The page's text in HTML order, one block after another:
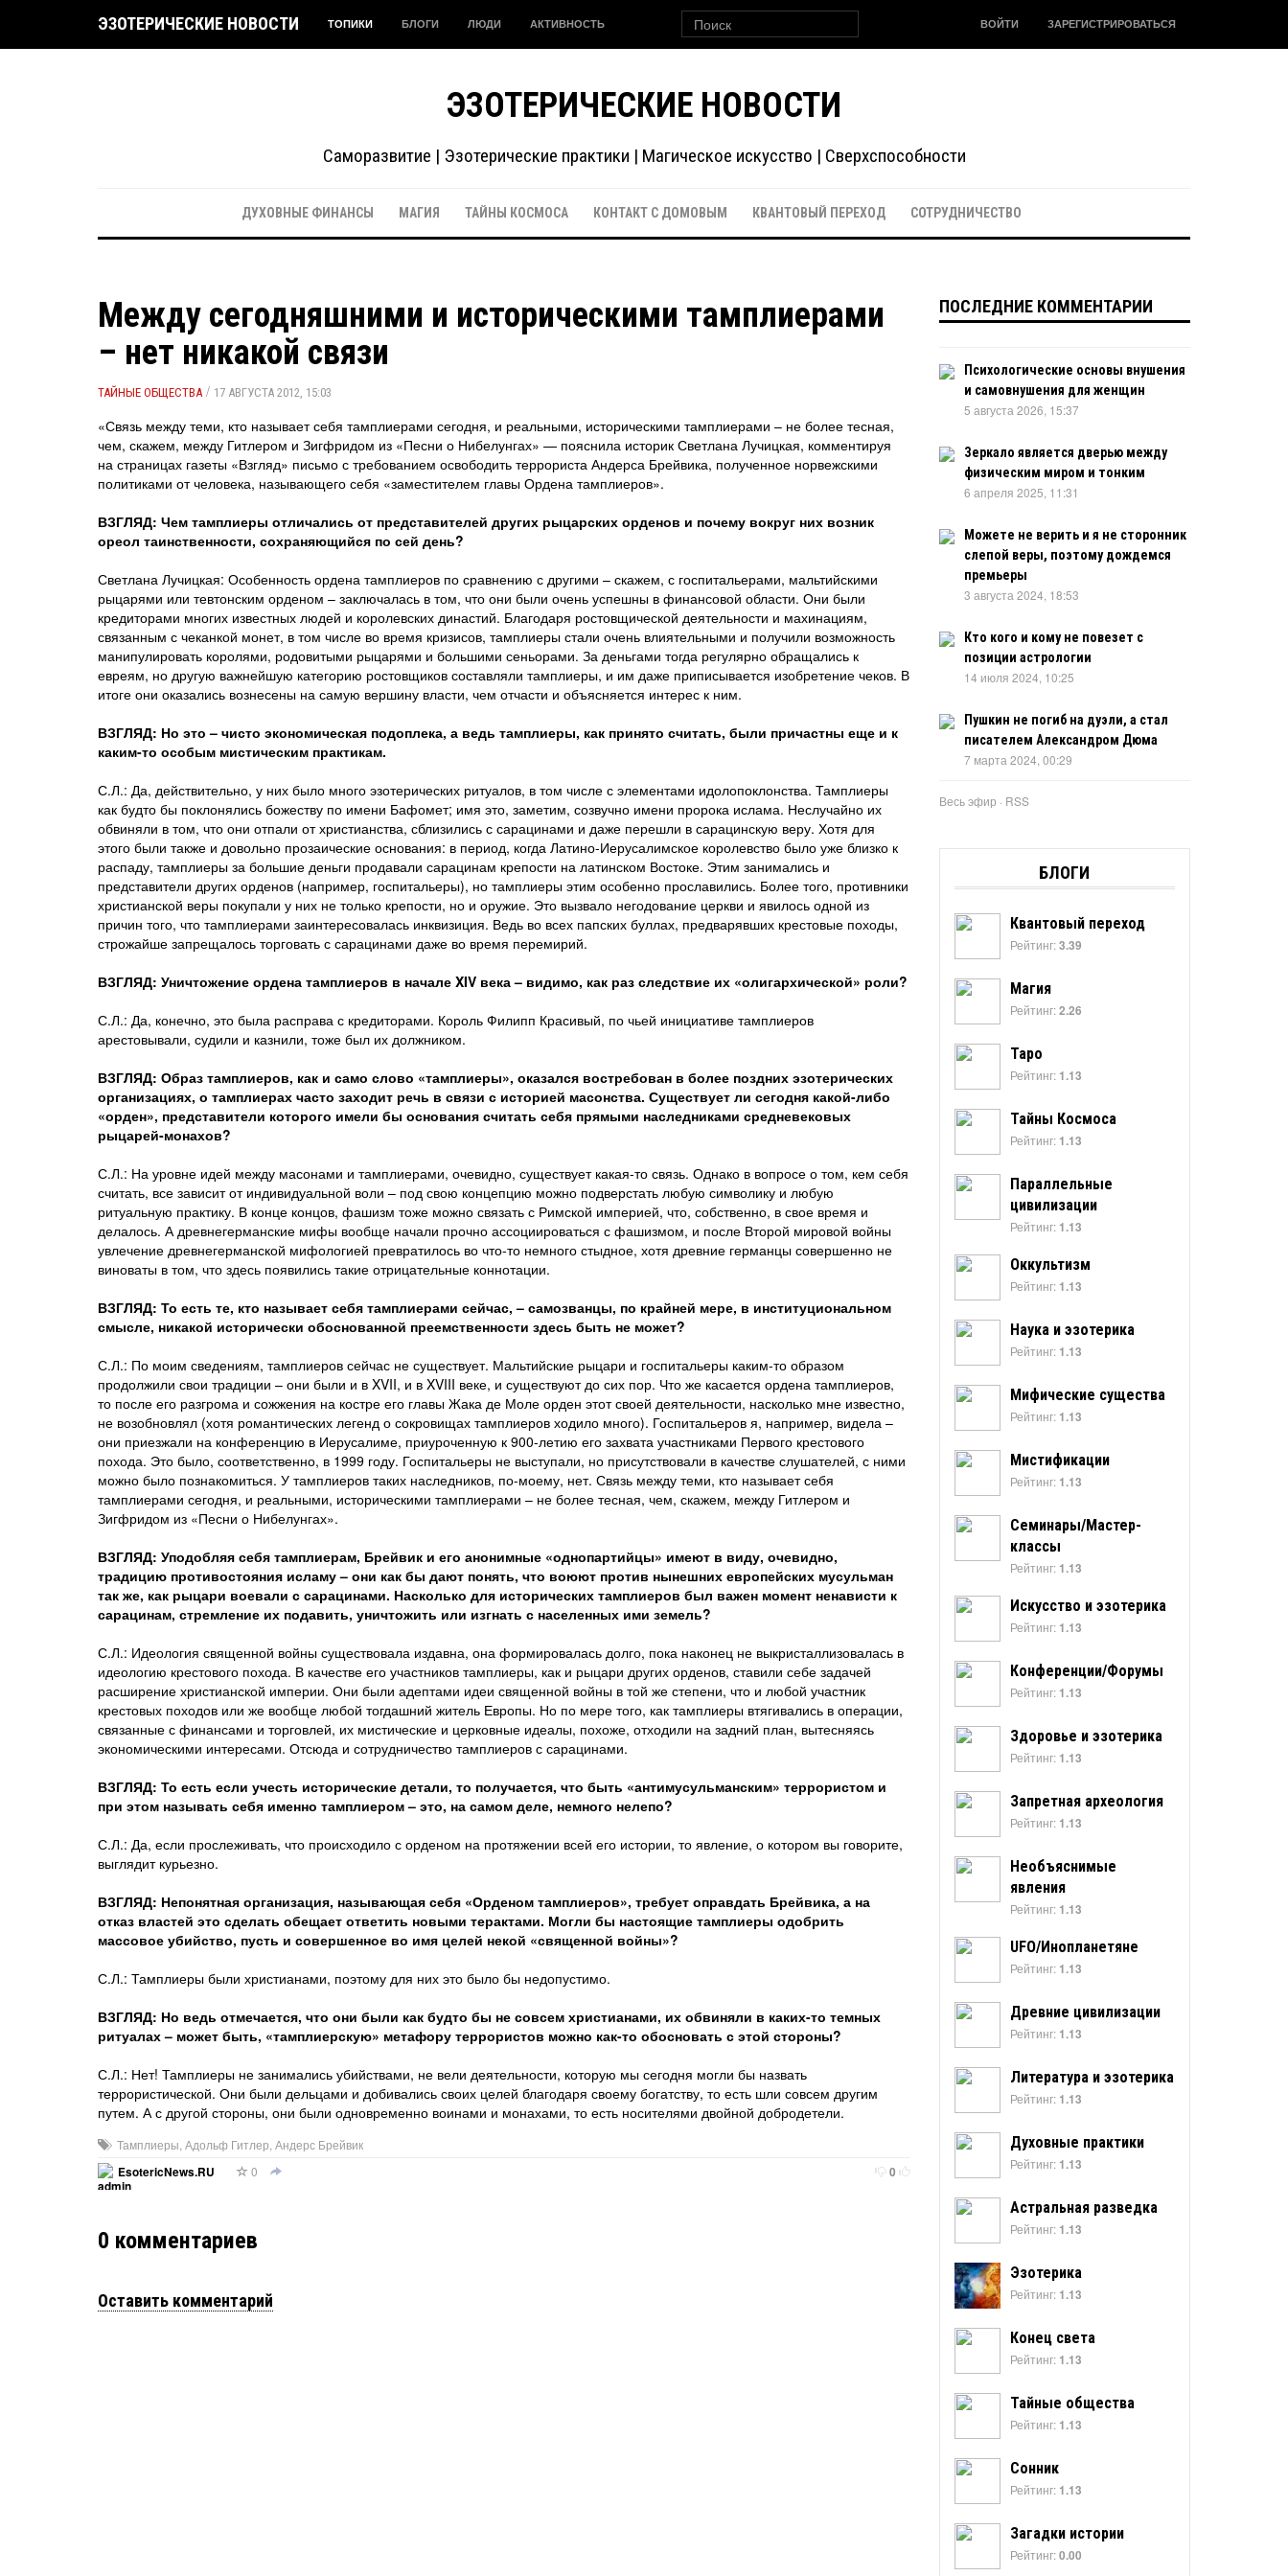
ЭЗОТЕРИЧЕСКИЕ НОВОСТИ ТОПИКИ БЛОГИ ЛЮДИ АКТИВНОСТЬ ВОЙТИ ЗАРЕГИСТРИРОВАТЬСЯ
ЭЗОТЕРИЧЕСКИЕ НОВОСТИ
Саморазвитие | Эзотерические практики | Магическое искусство | Сверхспособности
ДУХОВНЫЕ ФИНАНСЫ МАГИЯ ТАЙНЫ КОСМОСА КОНТАКТ С ДОМОВЫМ КВАНТОВЫЙ ПЕРЕХОД СОТРУДНИЧЕСТВО
Между сегодняшними и историческими тамплиерами
– нет никакой связи
ТАЙНЫЕ ОБЩЕСТВА / 17 АВГУСТА 2012, 15:03
«Связь между теми, кто называет себя тамплиерами сегодня, и реальными, историческими тамплиерами – не более тесная,
чем, скажем, между Гитлером и Зигфридом из «Песни о Нибелунгах» — пояснила историк Светлана Лучицкая, комментируя
на страницах газеты «Взгляд» письмо с требованием освободить террориста Андерса Брейвика, полученное норвежскими
политиками от человека, называющего себя «заместителем главы Ордена тамплиеров».
ВЗГЛЯД: Чем тамплиеры отличались от представителей других рыцарских орденов и почему вокруг них возник
ореол таинственности, сохраняющийся по сей день?
Светлана Лучицкая: Особенность ордена тамплиеров по сравнению с другими – скажем, с госпитальерами, мальтийскими
рыцарями или тевтонским орденом – заключалась в том, что они были очень успешны в финансовой области. Они были
кредиторами многих известных людей и королевских династий. Благодаря ростовщической деятельности и махинациям,
связанным с чеканкой монет, в том числе во время кризисов, тамплиеры стали очень влиятельными и получили возможность
манипулировать королями, родовитыми рыцарями и большими сеньорами. За деньгами тогда регулярно обращались к
евреям, но другую важнейшую категорию ростовщиков составляли тамплиеры, и им даже приписывается изобретение чеков. В
итоге они оказались вознесены на самую вершину власти, чем отчасти и объясняется интерес к ним.
ВЗГЛЯД: Но это – чисто экономическая подоплека, а ведь тамплиеры, как принято считать, были причастны еще и к
каким-то особым мистическим практикам.
С.Л.: Да, действительно, у них было много эзотерических ритуалов, в том числе с элементами идолопоклонства. Тамплиеры
как будто бы поклонялись божеству по имени Бафомет; имя это, заметим, созвучно имени пророка ислама. Неслучайно их
обвиняли в том, что они отпали от христианства, сблизились с сарацинами и даже перешли в сарацинскую веру. Хотя для
этого были также и довольно прозаические основания: в период, когда Латино-Иерусалимское королевство было уже близко к
распаду, тамплиеры за большие деньги продавали сарацинам крепости на латинском Востоке. Этим занимались и
представители других орденов (например, госпитальеры), но тамплиеры этим особенно прославились. Более того, противники
христианской веры покупали у них не только крепости, но и оружие. Это вызвало негодование церкви и явилось одной из
причин того, что тамплиерами заинтересовалась инквизиция. Ведь во всех папских буллах, предварявших крестовые походы,
строжайше запрещалось торговать с сарацинами даже во время перемирий.
ВЗГЛЯД: Уничтожение ордена тамплиеров в начале XIV века – видимо, как раз следствие их «олигархической» роли?
С.Л.: Да, конечно, это была расправа с кредиторами. Король Филипп Красивый, по чьей инициативе тамплиеров
арестовывали, судили и казнили, тоже был их должником.
ВЗГЛЯД: Образ тамплиеров, как и само слово «тамплиеры», оказался востребован в более поздних эзотерических
организациях, о тамплиерах часто заходит речь в связи с историей масонства. Существует ли сегодня какой-либо
«орден», представители которого имели бы основания считать себя прямыми наследниками средневековых
рыцарей-монахов?
С.Л.: На уровне идей между масонами и тамплиерами, очевидно, существует какая-то связь. Однако в вопросе о том, кем себя
считать, все зависит от индивидуальной воли – под свою концепцию можно подверстать любую символику и любую
ритуальную практику. В конце концов, фашизм тоже можно связать с Римской империей, что, собственно, в свое время и
делалось. А древнегерманские мифы вообще начали прочно ассоциироваться с фашизмом, и после Второй мировой войны
увлечение древнегерманской мифологией превратилось во что-то немного стыдное, хотя древние германцы совершенно не
виноваты в том, что здесь появились такие отрицательные коннотации.
ВЗГЛЯД: То есть те, кто называет себя тамплиерами сейчас, – самозванцы, по крайней мере, в институциональном
смысле, никакой исторически обоснованной преемственности здесь быть не может?
С.Л.: По моим сведениям, тамплиеров сейчас не существует. Мальтийские рыцари и госпитальеры каким-то образом
продолжили свои традиции – они были и в XVII, и в XVIII веке, и существуют до сих пор. Что же касается ордена тамплиеров,
то после его разгрома и сожжения на костре его главы Жака де Моле орден этот своей деятельности, насколько мне известно,
не возобновлял (хотя романтических легенд о сокровищах тамплиеров ходило много). Госпитальеров я, например, видела –
они приезжали на конференцию в Иерусалиме, приуроченную к 900-летию его захвата участниками Первого крестового
похода. Это было, соответственно, в 1999 году. Госпитальеры не выступали, но присутствовали в качестве слушателей, с ними
можно было познакомиться. У тамплиеров таких наследников, по-моему, нет. Связь между теми, кто называет себя
тамплиерами сегодня, и реальными, историческими тамплиерами – не более тесная, чем, скажем, между Гитлером и
Зигфридом из «Песни о Нибелунгах».
ВЗГЛЯД: Уподобляя себя тамплиерам, Брейвик и его анонимные «однопартийцы» имеют в виду, очевидно,
традицию противостояния исламу – они как бы дают понять, что воюют против нынешних европейских мусульман
так же, как рыцари воевали с сарацинами. Насколько для исторических тамплиеров был важен момент ненависти к
сарацинам, стремление их подавить, уничтожить или изгнать с населенных ими земель?
С.Л.: Идеология священной войны существовала издавна, она формировалась долго, пока наконец не выкристаллизовалась в
идеологию крестового похода. В качестве его участников тамплиеры, как и рыцари других орденов, ставили себе задачей
расширение христианской империи. Они были адептами идеи священной войны в той же степени, что и любой участник
крестовых походов или же вообще любой тогдашний житель Европы. Но по мере того, как тамплиеры втягивались в операции,
связанные с финансами и торговлей, их мистические и церковные идеалы, похоже, отходили на задний план, вытесняясь
экономическими интересами. Отсюда и сотрудничество тамплиеров с сарацинами.
ВЗГЛЯД: То есть если учесть исторические детали, то получается, что быть «антимусульманским» террористом и
при этом называть себя именно тамплиером – это, на самом деле, немного нелепо?
С.Л.: Да, если прослеживать, что происходило с орденом на протяжении всей его истории, то явление, о котором вы говорите,
выглядит курьезно.
ВЗГЛЯД: Непонятная организация, называющая себя «Орденом тамплиеров», требует оправдать Брейвика, а на
отказ властей это сделать обещает ответить новыми терактами. Могли бы настоящие тамплиеры одобрить
массовое убийство, пусть и совершенное во имя целей некой «священной войны»?
С.Л.: Тамплиеры были христианами, поэтому для них это было бы недопустимо.
ВЗГЛЯД: Но ведь отмечается, что они были как будто бы не совсем христианами, их обвиняли в каких-то темных
ритуалах – может быть, «тамплиерскую» метафору террористов можно как-то обосновать с этой стороны?
С.Л.: Нет! Тамплиеры не занимались убийствами, не вели деятельности, которую мы сегодня могли бы назвать
террористической. Они были дельцами и добивались своих целей благодаря своему богатству, то есть шли совсем другим
путем. А с другой стороны, они были одновременно воинами и монахами, то есть носителями двойной добродетели.
Тамплиеры Адольф Гитлер Андерс Брейвик
EsotericNews.RU
0 0
0 комментариев
Оставить комментарий
ПОСЛЕДНИЕ КОММЕНТАРИИ
Психологические основы внушения
и самовнушения для женщин
5 августа 2026, 15:37
Зеркало является дверью между
физическим миром и тонким
6 апреля 2025, 11:31
Можете не верить и я не сторонник
слепой веры, поэтому дождемся
премьеры
3 августа 2024, 18:53
Кто кого и кому не повезет с
позиции астрологии
14 июля 2024, 10:25
Пушкин не погиб на дуэли, а стал
писателем Александром Дюма
7 марта 2024, 00:29
Весь эфир · RSS
БЛОГИ
Квантовый переход
Рейтинг:3.39
Магия
Рейтинг:2.26
Таро
Рейтинг: 1.13
Тайны Космоса
Рейтинг: 1.13
Параллельные
цивилизации
Рейтинг: 1.13
Оккультизм
Рейтинг: 1.13
Наука и эзотерика
Рейтинг: 1.13
Мифические существа
Рейтинг: 1.13
Мистификации
Рейтинг: 1.13
Семинары/Мастер-
классы
Рейтинг: 1.13
Искусство и эзотерика
Рейтинг: 1.13
Конференции/Форумы
Рейтинг: 1.13
Здоровье и эзотерика
Рейтинг: 1.13
Запретная археология
Рейтинг: 1.13
Необъяснимые
явления
Рейтинг: 1.13
UFO/Инопланетяне
Рейтинг: 1.13
Древние цивилизации
Рейтинг: 1.13
Литература и эзотерика
Рейтинг: 1.13
Духовные практики
Рейтинг: 1.13
Астральная разведка
Рейтинг: 1.13
Эзотерика
Рейтинг: 1.13
Конец света
Рейтинг: 1.13
Тайные общества
Рейтинг: 1.13
Сонник
Рейтинг: 1.13
Загадки истории
Рейтинг:0.00